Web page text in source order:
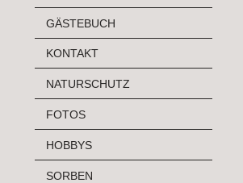
GÄSTEBUCH
KONTAKT
NATURSCHUTZ
FOTOS
HOBBYS
SORBEN